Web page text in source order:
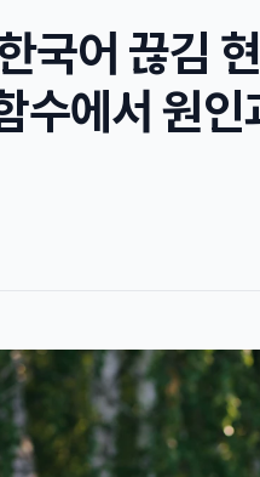
국어 끊김
에서 원인